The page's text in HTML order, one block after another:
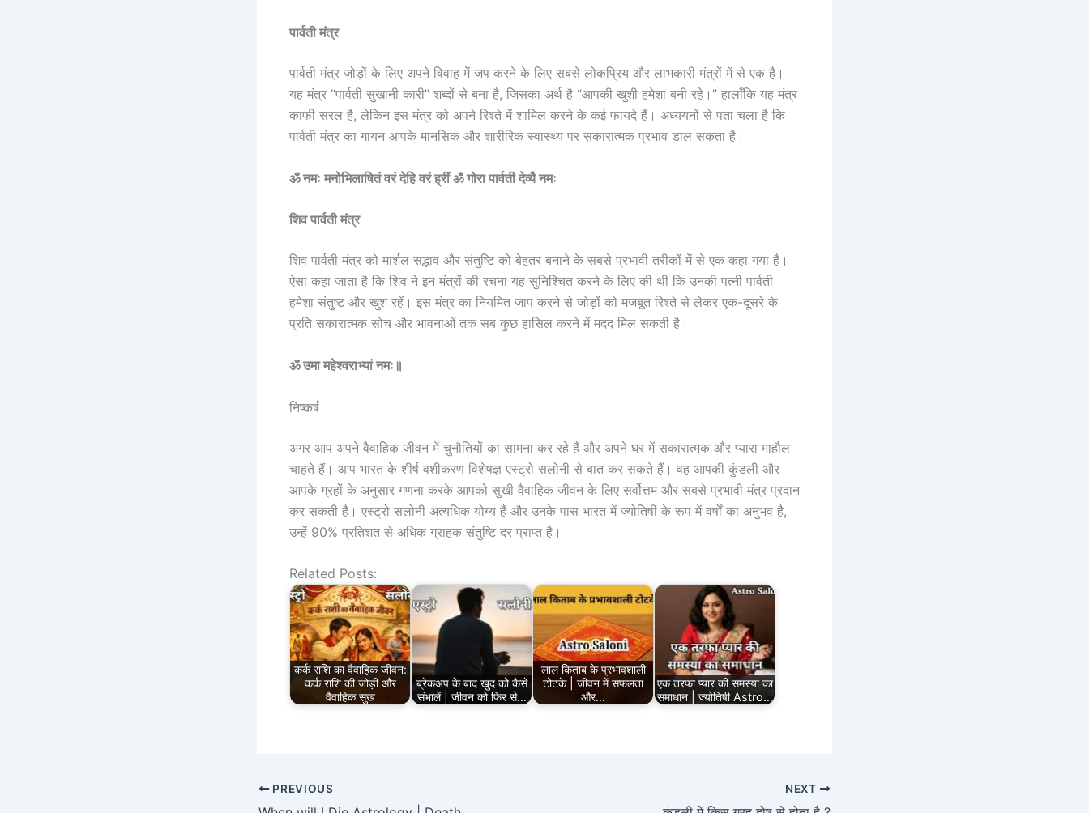
पार्वती मंत्र
पार्वती मंत्र जोड़ों के लिए अपने विवाह में जप करने के लिए सबसे लोकप्रिय और लाभकारी मंत्रों में से एक है।
यह मंत्र “पार्वती सुखानी कारी” शब्दों से बना है, जिसका अर्थ है “आपकी खुशी हमेशा बनी रहे।” हालाँकि यह मंत्र
काफी सरल है, लेकिन इस मंत्र को अपने रिश्ते में शामिल करने के कई फायदे हैं। अध्ययनों से पता चला है कि
पार्वती मंत्र का गायन आपके मानसिक और शारीरिक स्वास्थ्य पर सकारात्मक प्रभाव डाल सकता है।
ॐ नमः मनोभिलाषितं वरं देहि वरं ह्रीं ॐ गोरा पार्वती देव्यै नमः
शिव पार्वती मंत्र
शिव पार्वती मंत्र को मार्शल सद्भाव और संतुष्टि को बेहतर बनाने के सबसे प्रभावी तरीकों में से एक कहा गया है।
ऐसा कहा जाता है कि शिव ने इन मंत्रों की रचना यह सुनिश्चित करने के लिए की थी कि उनकी पत्नी पार्वती
हमेशा संतुष्ट और खुश रहें। इस मंत्र का नियमित जाप करने से जोड़ों को मजबूत रिश्ते से लेकर एक-दूसरे के
प्रति सकारात्मक सोच और भावनाओं तक सब कुछ हासिल करने में मदद मिल सकती है।
ॐ उमा महेश्वराभ्यां नमः॥
निष्कर्ष
अगर आप अपने वैवाहिक जीवन में चुनौतियों का सामना कर रहे हैं और अपने घर में सकारात्मक और प्यारा माहौल
चाहते हैं। आप भारत के शीर्ष वशीकरण विशेषज्ञ एस्ट्रो सलोनी से बात कर सकते हैं। वह आपकी कुंडली और
आपके ग्रहों के अनुसार गणना करके आपको सुखी वैवाहिक जीवन के लिए सर्वोत्तम और सबसे प्रभावी मंत्र प्रदान
कर सकती है। एस्ट्रो सलोनी अत्यधिक योग्य हैं और उनके पास भारत में ज्योतिषी के रूप में वर्षों का अनुभव है,
उन्हें 90% प्रतिशत से अधिक ग्राहक संतुष्टि दर प्राप्त है।
Related Posts:
कर्क राशि का वैवाहिक जीवन:
कर्क राशि की जोड़ी और
वैवाहिक सुख
ब्रेकअप के बाद खुद को कैसे
संभालें | जीवन को फिर से…
लाल किताब के प्रभावशाली
टोटके | जीवन में सफलता
और…
एक तरफा प्यार की समस्या का
समाधान | ज्योतिषी Astro…
PREVIOUS NEXT